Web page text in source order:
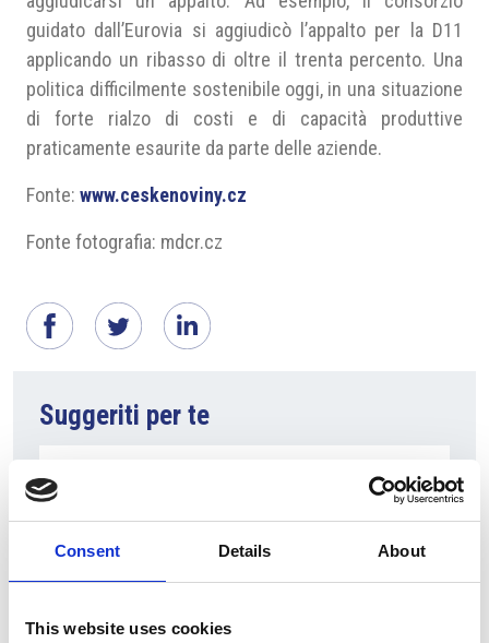
Consent Details About
This website uses cookies
guidato dall’Eurovia si aggiudicò l’appalto per la D11
applicando un ribasso di oltre il trenta percento. Una
politica difficilmente sostenibile oggi, in una situazione
di forte rialzo di costi e di capacità produttive
praticamente esaurite da parte delle aziende.
Fonte: www.ceskenoviny.cz
Fonte fotografia: mdcr.cz
Suggeriti per te